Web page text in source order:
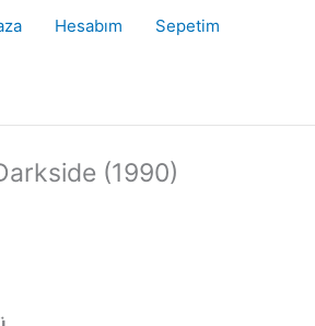
Hesabım Sepetim
(1990)